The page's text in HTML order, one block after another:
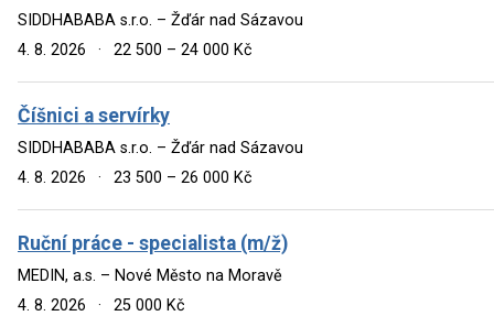
SIDDHABABA s.r.o. – Žďár nad Sázavou
4. 8. 2026
· 22 500 – 24 000 Kč
Číšnici a servírky
SIDDHABABA s.r.o. – Žďár nad Sázavou
4. 8. 2026
· 23 500 – 26 000 Kč
Ruční práce - specialista (m/ž)
MEDIN, a.s. – Nové Město na Moravě
4. 8. 2026
· 25 000 Kč